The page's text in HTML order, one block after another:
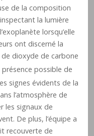
de la composition
la lumière
lorsqu’elle
ont discerné la
dioxyde de carbone
possible de
signes évidents de la
l’atmosphère de
les signaux de
De plus, l’équipe a
recouverte de